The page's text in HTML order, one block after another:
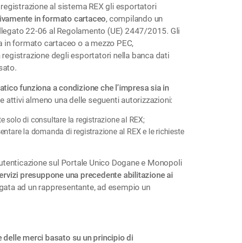
al sistema REX gli esportatori
in formato cartaceo, compilando un
22-06 al Regolamento (UE) 2447/2015. Gli
in formato cartaceo o a mezzo PEC,
degli esportatori nella banca dati
funziona a condizione che l’impresa sia in
e attivi almeno una delle seguenti autorizzazioni:
solo di consultare la registrazione al REX;
la domanda di registrazione al REX e le richieste
sul Portale Unico Dogane e Monopoli
presuppone una precedente abilitazione ai
ad un rappresentante, ad esempio un
merci basato su un principio di